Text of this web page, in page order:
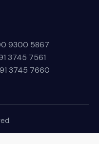
9300 5867
3745 7561
3745 7660